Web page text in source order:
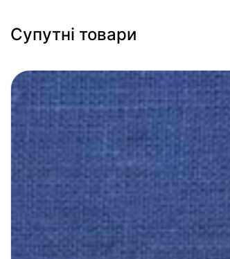
Супутні товари